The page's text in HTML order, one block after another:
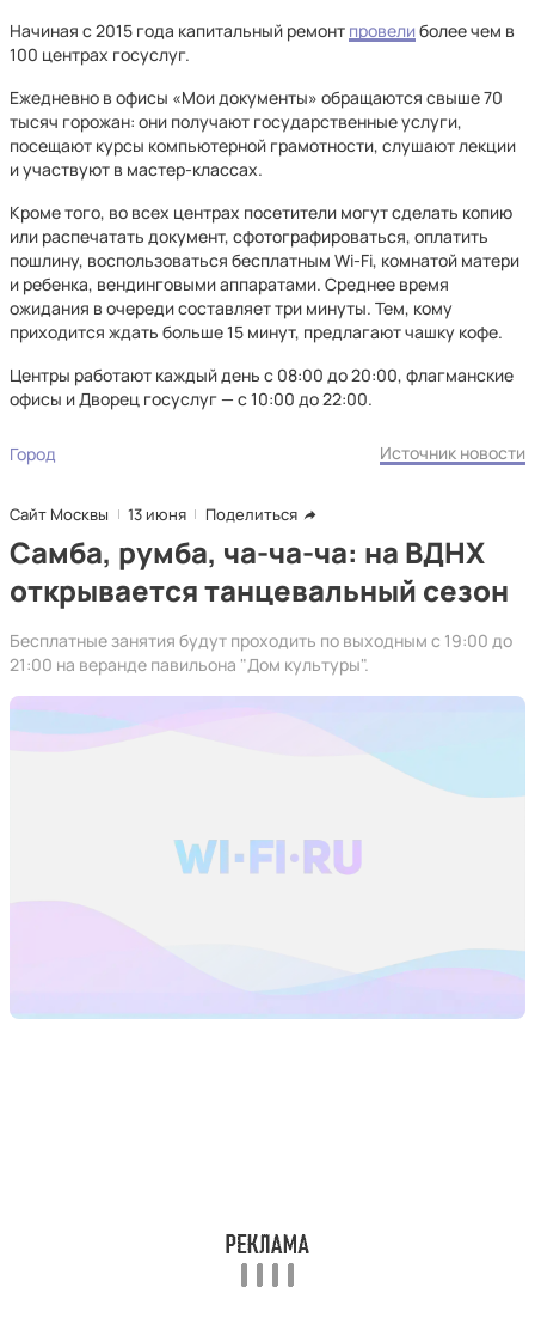
Начиная с 2015 года капитальный ремонт провели более чем в
100 центрах госуслуг.
Ежедневно в офисы «Мои документы» обращаются свыше 70
тысяч горожан: они получают государственные услуги,
посещают курсы компьютерной грамотности, слушают лекции
и участвуют в мастер-классах.
Кроме того, во всех центрах посетители могут сделать копию
или распечатать документ, сфотографироваться, оплатить
пошлину, воспользоваться бесплатным Wi-Fi, комнатой матери
и ребенка, вендинговыми аппаратами. Среднее время
ожидания в очереди составляет три минуты. Тем, кому
приходится ждать больше 15 минут, предлагают чашку кофе.
Центры работают каждый день с 08:00 до 20:00, флагманские
офисы и Дворец госуслуг — с 10:00 до 22:00.
Город Источник новости
Сайт Москвы 13 июня Поделиться
Самба, румба, ча-ча-ча: на ВДНХ
открывается танцевальный сезон
Бесплатные занятия будут проходить по выходным с 19:00 до
21:00 на веранде павильона "Дом культуры".